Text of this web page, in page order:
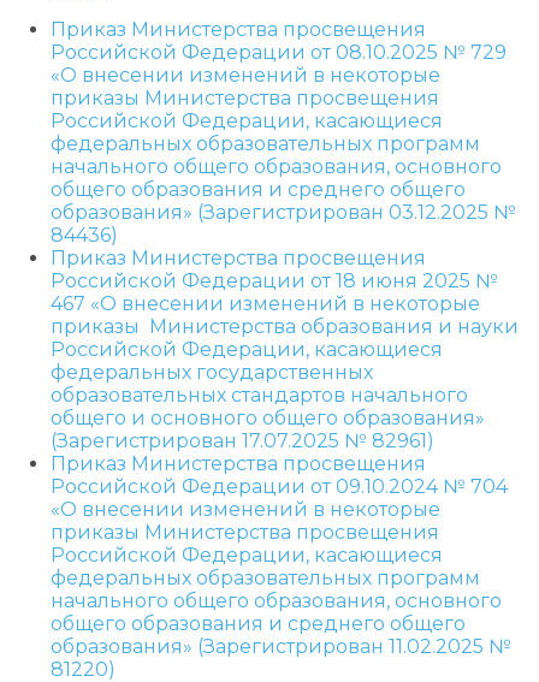
Приказ Министерства просвещения
Российской Федерации от 08.10.2025 № 729
«О внесении изменений в некоторые
приказы Министерства просвещения
Российской Федерации, касающиеся
федеральных образовательных программ
начального общего образования, основного
общего образования и среднего общего
образования» (Зарегистрирован 03.12.2025 №
84436)
Приказ Министерства просвещения
Российской Федерации от 18 июня 2025 №
467 «О внесении изменений в некоторые
приказы Министерства образования и науки
Российской Федерации, касающиеся
федеральных государственных
образовательных стандартов начального
общего и основного общего образования»
(Зарегистрирован 17.07.2025 № 82961)
Приказ Министерства просвещения
Российской Федерации от 09.10.2024 № 704
«О внесении изменений в некоторые
приказы Министерства просвещения
Российской Федерации, касающиеся
федеральных образовательных программ
начального общего образования, основного
общего образования и среднего общего
образования» (Зарегистрирован 11.02.2025 №
81220)